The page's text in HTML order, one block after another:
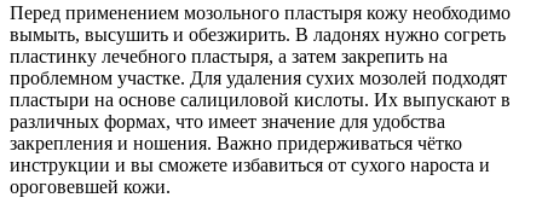
Перед применением мозольного пластыря кожу необходимо
вымыть, высушить и обезжирить. В ладонях нужно согреть
пластинку лечебного пластыря, а затем закрепить на
проблемном участке. Для удаления сухих мозолей подходят
пластыри на основе салициловой кислоты. Их выпускают в
различных формах, что имеет значение для удобства
закрепления и ношения. Важно придерживаться чётко
инструкции и вы сможете избавиться от сухого нароста и
ороговевшей кожи.